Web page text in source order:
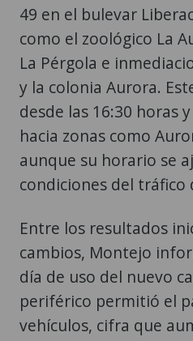
La Pérgola e
y la colonia Aurora.
desde las 16:30 horas
hacia zonas como
aunque su horario se
condiciones del tráfico
Entre los resultados
día de uso del nuevo
periférico permitió el
vehículos, cifra que
su difusión en medios y
"Este tipo de medidas